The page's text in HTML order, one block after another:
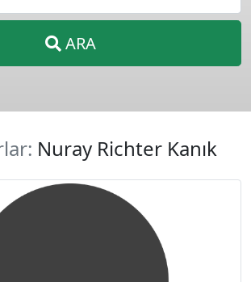
ARA
Nuray Richter Kanık